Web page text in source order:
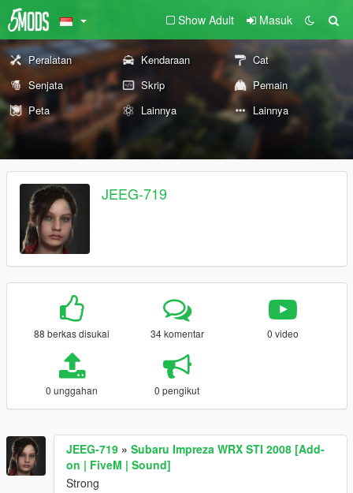
Show Adult Masuk
Peralatan Kendaraan
Cat
Senjata
Skrip
Pemain
Peta
Lainnya Lainnya
JEEG-719
88 berkas disukai 34 komentar 0 video
0 unggahan 0 pengikut
JEEG-719 » Subaru Impreza WRX STI 2008 [Add-
on | FiveM | Sound]
Strong